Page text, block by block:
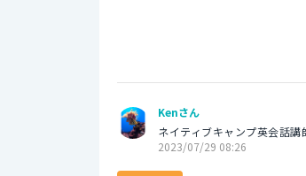
Kenさん
ネイティブキャンプ英会話講
2023/07/29 08:26